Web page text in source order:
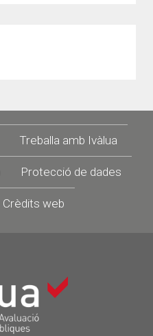
Treballa amb Ivàlua
Protecció de dades
Crèdits web